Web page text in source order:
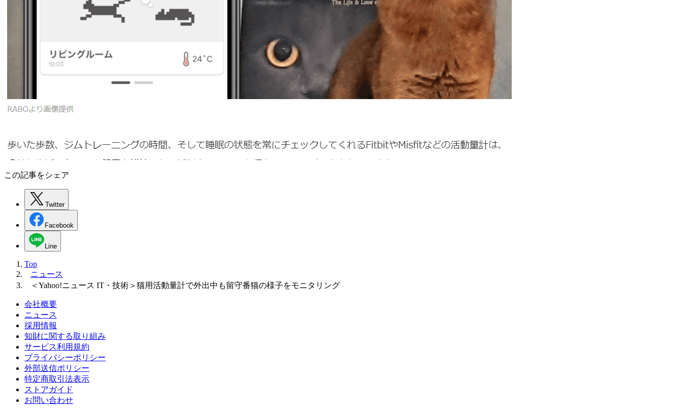
この記事をシェア
Twitter
Facebook
Line
Top
ニュース
＜Yahoo!ニュース IT・技術＞猫用活動量計で外出中も留守番猫の様子をモニタリング
会社概要
ニュース
採用情報
知財に関する取り組み
サービス利用規約
プライバシーポリシー
外部送信ポリシー
特定商取引法表示
ストアガイド
お問い合わせ